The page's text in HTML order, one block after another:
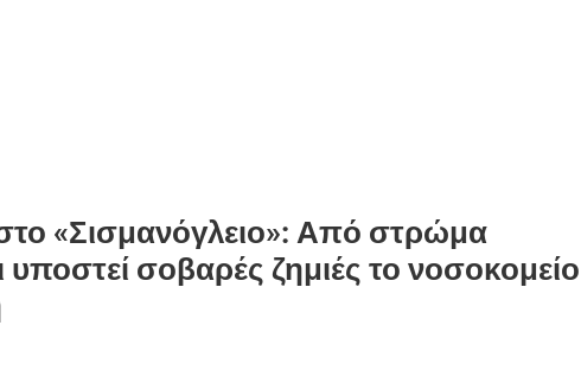
«Σισμανόγλειο»: Από στρώμα
σοβαρές ζημιές το νοσοκομείο